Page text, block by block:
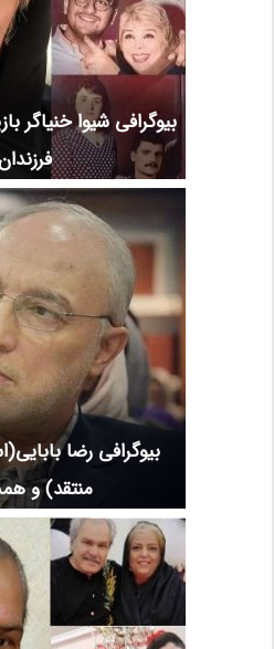
بیوگرافی شیوا
بیوگرافی رضا
منتقد) و